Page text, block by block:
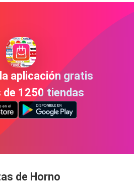
aplicación gratis
de 1250 tiendas
de Horno